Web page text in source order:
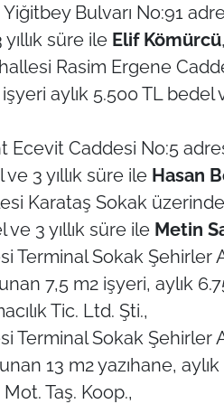
Bulvarı No:91
süre ile Elif Kömürcü,
Rasim Ergene
aylık 5.500 TL bedel
Ecevit Caddesi No:5
3 yıllık süre ile Hasan
Karataş Sokak
ve 3 yıllık süre ile Metin
Terminal Sokak Şehirler
7,5 m2 işyeri, aylık
Tic. Ltd. Şti.,
Terminal Sokak Şehirler
13 m2 yazıhane,
Taş. Koop.,